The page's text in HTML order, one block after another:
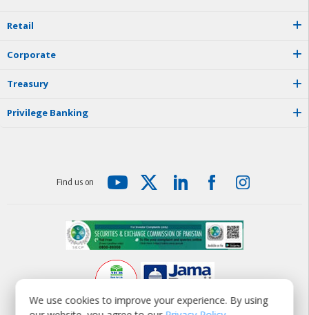
We use cookies to improve your experience. By using
Retail
Corporate
Treasury
Privilege Banking
Find us on